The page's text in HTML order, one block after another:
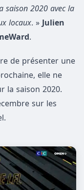
saison 2020 avec la
locaux. » Julien
.
de présenter une
elle ne
la saison 2020.
sur les